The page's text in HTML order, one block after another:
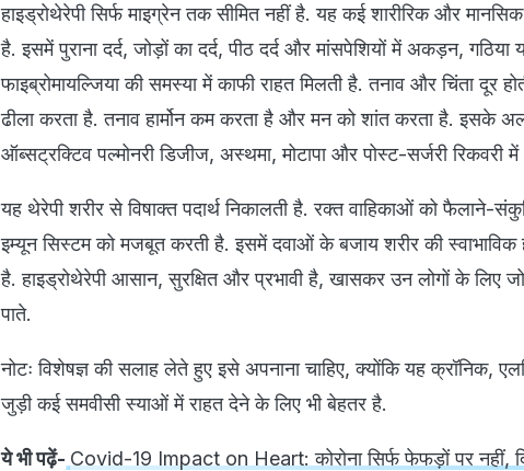
हाइड्रोथेरेपी सिर्फ माइग्रेन तक सीमित नहीं है. यह कई शारीरिक और
है. इसमें पुराना दर्द, जोड़ों का दर्द, पीठ दर्द और मांसपेशियों में अकड़न, गठिया
फाइब्रोमायल्जिया की समस्या में काफी राहत मिलती है. तनाव और चिंता दूर
ढीला करता है. तनाव हार्मोन कम करता है और मन को शांत करता है. इसके
ऑब्सट्रक्टिव पल्मोनरी डिजीज, अस्थमा, मोटापा और पोस्ट-सर्जरी रिकवरी में
यह थेरेपी शरीर से विषाक्त पदार्थ निकालती है. रक्त वाहिकाओं को फैलाने-
इम्यून सिस्टम को मजबूत करती है. इसमें दवाओं के बजाय शरीर की स्वाभाविक
है. हाइड्रोथेरेपी आसान, सुरक्षित और प्रभावी है, खासकर उन लोगों के लिए
पाते.
नोटः विशेषज्ञ की सलाह लेते हुए इसे अपनाना चाहिए, क्योंकि यह क्रॉनिक,
जुड़ी कई समवीसी स्याओं में राहत देने के लिए भी बेहतर है.
ये भी पढ़ें- Covid-19 Impact on Heart: कोरोना सिर्फ फेफड़ों पर नहीं,